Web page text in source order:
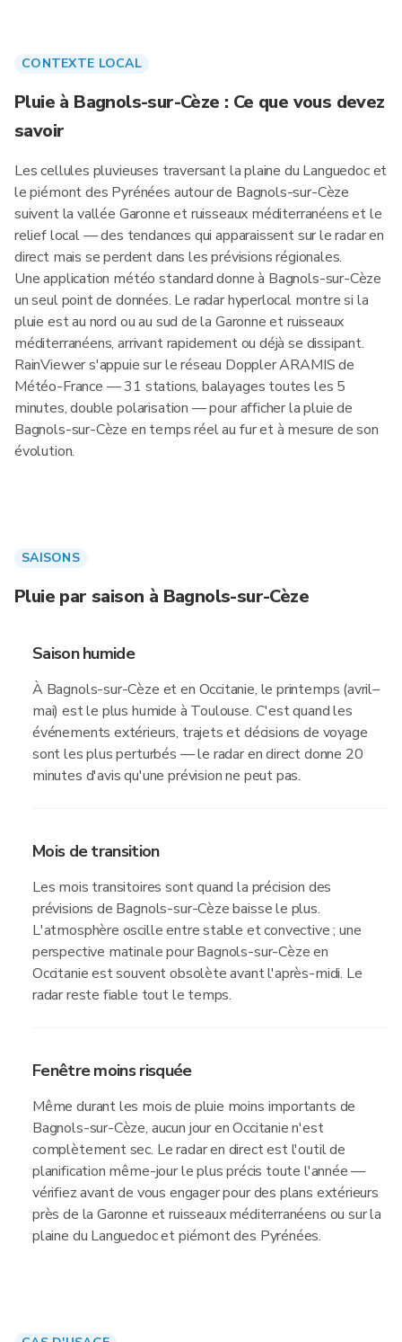
CONTEXTE LOCAL
Pluie à Bagnols-sur-Cèze : Ce que vous devez
savoir
Les cellules pluvieuses traversant la plaine du Languedoc et
le piémont des Pyrénées autour de Bagnols-sur-Cèze
suivent la vallée Garonne et ruisseaux méditerranéens et le
relief local — des tendances qui apparaissent sur le radar en
direct mais se perdent dans les prévisions régionales.
Une application météo standard donne à Bagnols-sur-Cèze
un seul point de données. Le radar hyperlocal montre si la
pluie est au nord ou au sud de la Garonne et ruisseaux
méditerranéens, arrivant rapidement ou déjà se dissipant.
RainViewer s'appuie sur le réseau Doppler ARAMIS de
Météo-France — 31 stations, balayages toutes les 5
minutes, double polarisation — pour afficher la pluie de
Bagnols-sur-Cèze en temps réel au fur et à mesure de son
évolution.
SAISONS
Pluie par saison à Bagnols-sur-Cèze
Saison humide
À Bagnols-sur-Cèze et en Occitanie, le printemps (avril–
mai) est le plus humide à Toulouse. C'est quand les
événements extérieurs, trajets et décisions de voyage
sont les plus perturbés — le radar en direct donne 20
minutes d'avis qu'une prévision ne peut pas.
Mois de transition
Les mois transitoires sont quand la précision des
prévisions de Bagnols-sur-Cèze baisse le plus.
L'atmosphère oscille entre stable et convective ; une
perspective matinale pour Bagnols-sur-Cèze en
Occitanie est souvent obsolète avant l'après-midi. Le
radar reste fiable tout le temps.
Fenêtre moins risquée
Même durant les mois de pluie moins importants de
Bagnols-sur-Cèze, aucun jour en Occitanie n'est
complètement sec. Le radar en direct est l'outil de
planification même-jour le plus précis toute l'année —
vérifiez avant de vous engager pour des plans extérieurs
près de la Garonne et ruisseaux méditerranéens ou sur la
plaine du Languedoc et piémont des Pyrénées.